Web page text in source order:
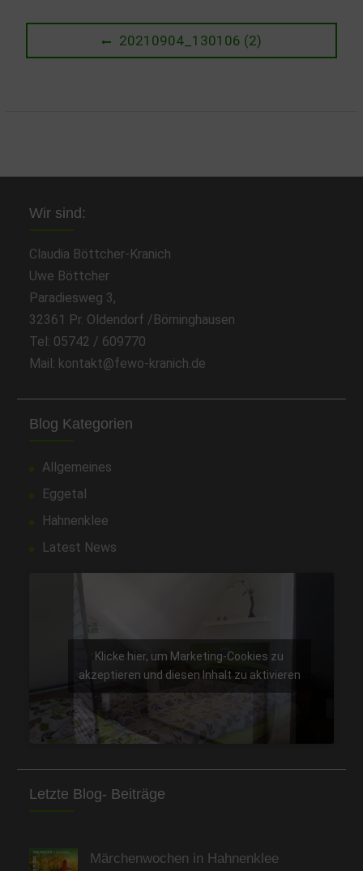
Beitragsnavigation
Previous
post:
20210904_130106 (2)
Wir sind:
Claudia Böttcher-Kranich
Uwe Böttcher
Paradiesweg 3,
32361 Pr. Oldendorf /Börninghausen
Tel: 05742 / 609770
Mail: kontakt@fewo-kranich.de
Blog Kategorien
Allgemeines
Eggetal
Hahnenklee
Latest News
Klicke hier, um Marketing-Cookies zu
akzeptieren und diesen Inhalt zu aktivieren
Letzte Blog- Beiträge
Märchenwochen in Hahnenklee